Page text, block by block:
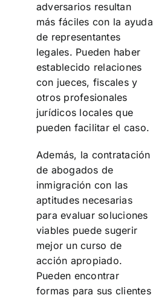
adversarios resultan
más fáciles con la ayuda
de representantes
legales. Pueden haber
establecido relaciones
con jueces, fiscales y
otros profesionales
jurídicos locales que
pueden facilitar el caso.
Además, la contratación
de abogados de
inmigración con las
aptitudes necesarias
para evaluar soluciones
viables puede sugerir
mejor un curso de
acción apropiado.
Pueden encontrar
formas para sus clientes